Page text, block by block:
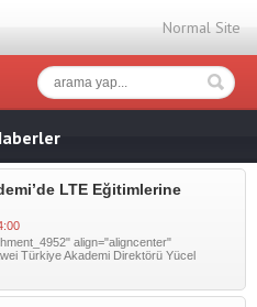
Normal Site
LTE Eğitimlerine
align="aligncenter"
Türkiye Akademi Direktörü Yücel